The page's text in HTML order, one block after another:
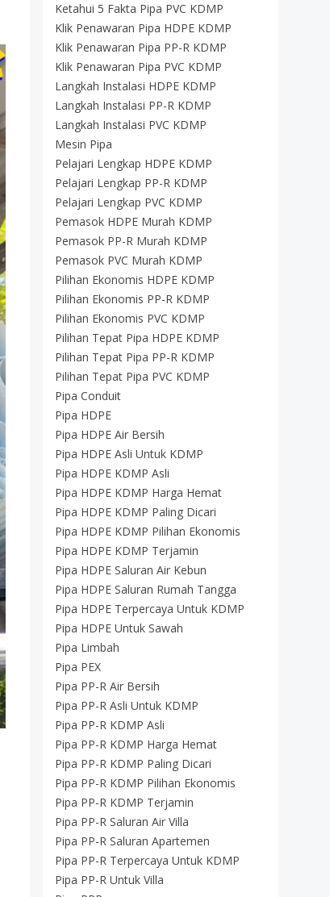
Ketahui 5 Fakta Pipa PVC KDMP
Klik Penawaran Pipa HDPE KDMP
Klik Penawaran Pipa PP-R KDMP
Klik Penawaran Pipa PVC KDMP
Langkah Instalasi HDPE KDMP
Langkah Instalasi PP-R KDMP
Langkah Instalasi PVC KDMP
Mesin Pipa
Pelajari Lengkap HDPE KDMP
Pelajari Lengkap PP-R KDMP
Pelajari Lengkap PVC KDMP
Pemasok HDPE Murah KDMP
Pemasok PP-R Murah KDMP
Pemasok PVC Murah KDMP
Pilihan Ekonomis HDPE KDMP
Pilihan Ekonomis PP-R KDMP
Pilihan Ekonomis PVC KDMP
Pilihan Tepat Pipa HDPE KDMP
Pilihan Tepat Pipa PP-R KDMP
Pilihan Tepat Pipa PVC KDMP
Pipa Conduit
Pipa HDPE
Pipa HDPE Air Bersih
Pipa HDPE Asli Untuk KDMP
Pipa HDPE KDMP Asli
Pipa HDPE KDMP Harga Hemat
Pipa HDPE KDMP Paling Dicari
Pipa HDPE KDMP Pilihan Ekonomis
Pipa HDPE KDMP Terjamin
Pipa HDPE Saluran Air Kebun
Pipa HDPE Saluran Rumah Tangga
Pipa HDPE Terpercaya Untuk KDMP
Pipa HDPE Untuk Sawah
Pipa Limbah
Pipa PEX
Pipa PP-R Air Bersih
Pipa PP-R Asli Untuk KDMP
Pipa PP-R KDMP Asli
Pipa PP-R KDMP Harga Hemat
Pipa PP-R KDMP Paling Dicari
Pipa PP-R KDMP Pilihan Ekonomis
Pipa PP-R KDMP Terjamin
Pipa PP-R Saluran Air Villa
Pipa PP-R Saluran Apartemen
Pipa PP-R Terpercaya Untuk KDMP
Pipa PP-R Untuk Villa